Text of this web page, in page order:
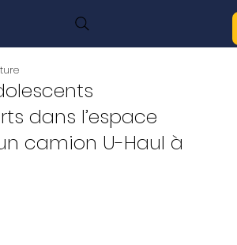
dans l’espace
camion U-Haul à